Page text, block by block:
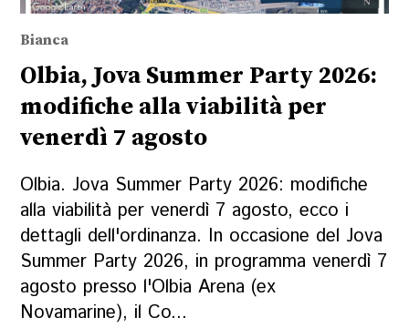
Bianca
Olbia, Jova Summer Party 2026:
modifiche alla viabilità per
venerdì 7 agosto
Olbia. Jova Summer Party 2026: modifiche
alla viabilità per venerdì 7 agosto, ecco i
dettagli dell'ordinanza. In occasione del Jova
Summer Party 2026, in programma venerdì 7
agosto presso l'Olbia Arena (ex
Novamarine), il Co...